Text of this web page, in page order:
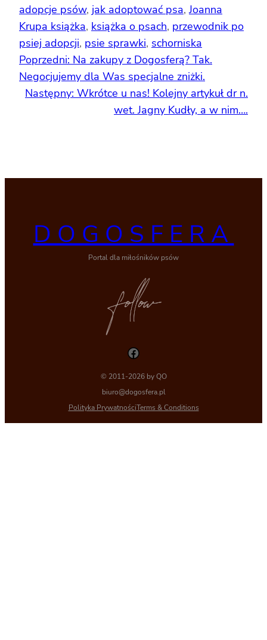
adopcje psów, jak adoptować psa, Joanna
Krupa książka, książka o psach, przewodnik po
psiej adopcji, psie sprawki, schorniska
Poprzedni: Na zakupy z Dogosferą? Tak.
Negocjujemy dla Was specjalne zniżki.
Następny: Wkrótce u nas! Kolejny artykuł dr n.
wet. Jagny Kudły, a w nim….
DOGOSFERA
Portal dla miłośników psów
Facebook
© 2011-2026 by QO
biuro@dogosfera.pl
Polityka PrywatnościTerms & Conditions